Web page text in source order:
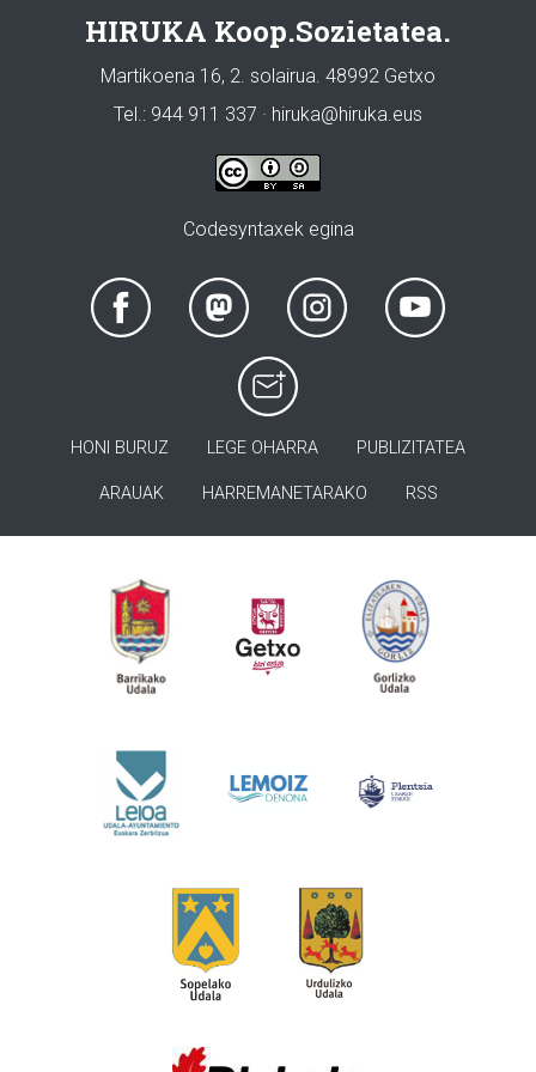
HIRUKA Koop.Sozietatea.
Martikoena 16, 2. solairua. 48992 Getxo
Tel.: 944 911 337 · hiruka@hiruka.eus
Codesyntaxek egina
HONI BURUZ LEGE OHARRA PUBLIZITATEA
ARAUAK HARREMANETARAKO RSS